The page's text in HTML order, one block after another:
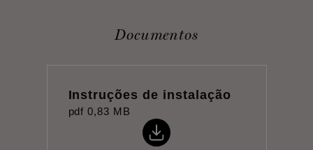
Documentos
Instruções de instalação
pdf 0,83 MB